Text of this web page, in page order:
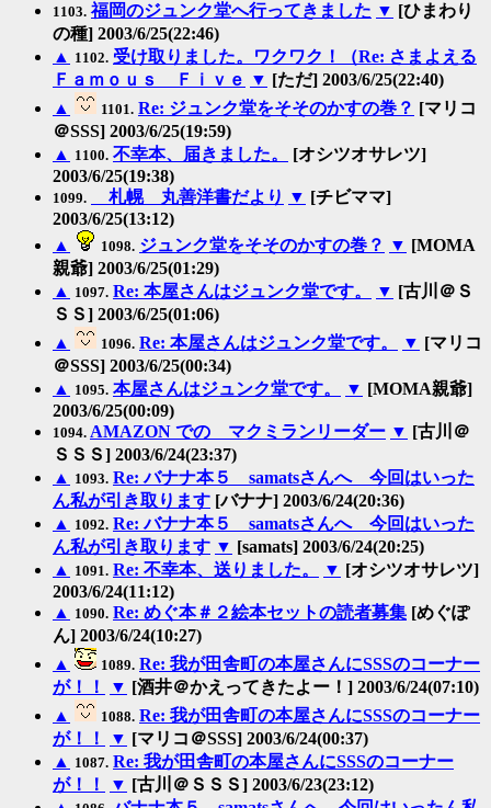
1103. 福岡のジュンク堂へ行ってきました ▼ [ひまわり
の種] 2003/6/25(22:46)
▲ 1102. 受け取りました。ワクワク！（Re: さまよえる
Ｆａｍｏｕｓ Ｆｉｖｅ ▼ [ただ] 2003/6/25(22:40)
▲
1101. Re: ジュンク堂をそそのかすの巻？ [マリコ
＠SSS] 2003/6/25(19:59)
▲ 1100. 不幸本、届きました。
[オシツオサレツ]
2003/6/25(19:38)
1099. 札幌 丸善洋書だより ▼ [チビママ]
2003/6/25(13:12)
▲
1098. ジュンク堂をそそのかすの巻？ ▼ [MOMA
親爺] 2003/6/25(01:29)
▲ 1097. Re: 本屋さんはジュンク堂です。 ▼ [古川＠Ｓ
ＳＳ] 2003/6/25(01:06)
▲
1096. Re: 本屋さんはジュンク堂です。 ▼ [マリコ
＠SSS] 2003/6/25(00:34)
▲ 1095. 本屋さんはジュンク堂です。 ▼ [MOMA親爺]
2003/6/25(00:09)
1094. AMAZON での マクミランリーダー ▼ [古川＠
ＳＳＳ] 2003/6/24(23:37)
▲ 1093. Re: バナナ本５ samatsさんへ 今回はいった
ん私が引き取ります [バナナ] 2003/6/24(20:36)
▲ 1092. Re: バナナ本５ samatsさんへ 今回はいった
ん私が引き取ります ▼ [samats] 2003/6/24(20:25)
▲ 1091. Re: 不幸本、送りました。 ▼ [オシツオサレツ]
2003/6/24(11:12)
▲ 1090. Re: めぐ本＃２絵本セットの読者募集 [めぐぽ
ん] 2003/6/24(10:27)
▲
1089. Re: 我が田舎町の本屋さんにSSSのコーナー
が！！
▼ [酒井＠かえってきたよー！] 2003/6/24(07:10)
▲
1088. Re: 我が田舎町の本屋さんにSSSのコーナー
が！！
▼ [マリコ＠SSS] 2003/6/24(00:37)
▲ 1087. Re: 我が田舎町の本屋さんにSSSのコーナー
が！！
▼ [古川＠ＳＳＳ] 2003/6/23(23:12)